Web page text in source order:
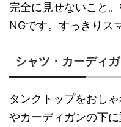
完全に見せないこと
NGです。すっきりス
シャツ・カーディ
タンクトップをおし
やカーディガンの下に